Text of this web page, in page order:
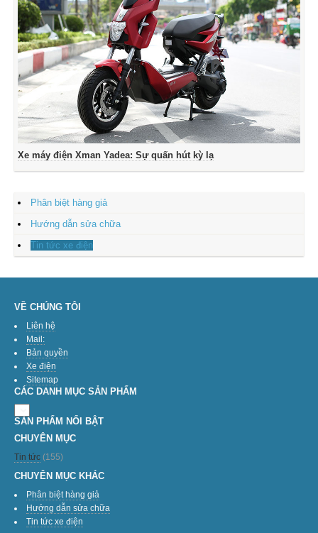
Xe máy điện Xman Yadea: Sự quấn hút kỳ lạ
Phân biệt hàng giả
Hướng dẫn sửa chữa
Tin tức xe điện
VỀ CHÚNG TÔI
Liên hệ
Mail:
Bản quyền
Xe điện
Sitemap
CÁC DANH MỤC SẢN PHẨM
SẢN PHẨM NỔI BẬT
CHUYÊN MỤC
Tin tức (155)
CHUYÊN MỤC KHÁC
Phân biệt hàng giả
Hướng dẫn sửa chữa
Tin tức xe điện